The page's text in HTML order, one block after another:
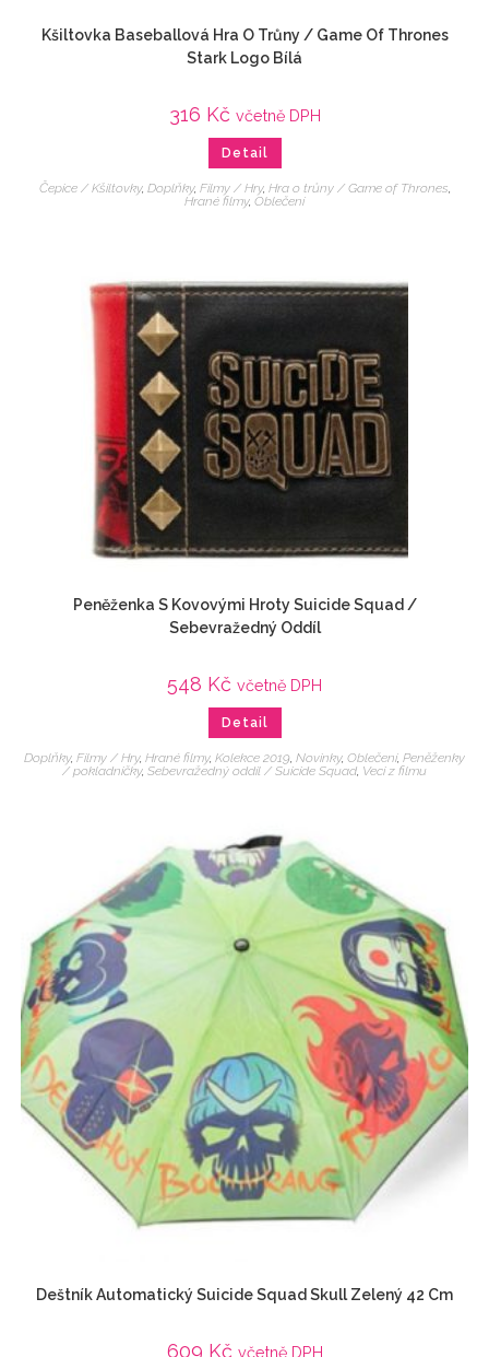
Kšiltovka Baseballová Hra O Trůny / Game Of Thrones
Stark Logo Bílá
316 Kč včetně DPH
Detail
Čepice / Kšiltovky, Doplňky, Filmy / Hry, Hra o trůny / Game of Thrones,
Hrané filmy, Oblečení
Peněženka S Kovovými Hroty Suicide Squad /
Sebevražedný Oddíl
548 Kč včetně DPH
Detail
Doplňky, Filmy / Hry, Hrané filmy, Kolekce 2019 Novinky, Oblečení, Peněženky
/ pokladničky, Sebevražedný oddíl / Suicide Squad Veci z filmu
Deštník Automatický Suicide Squad Skull Zelený 42 Cm
609 Kč včetně DPH